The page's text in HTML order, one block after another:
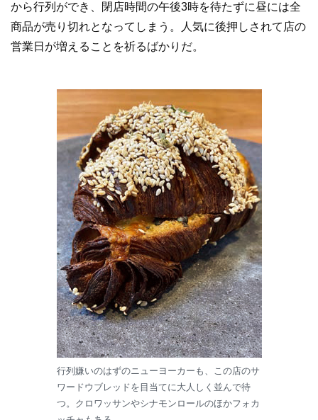
から行列ができ、閉店時間の午後3時を待たずに昼には全
商品が売り切れとなってしまう。人気に後押しされて店の
営業日が増えることを祈るばかりだ。
行列嫌いのはずのニューヨーカーも、この店のサ
ワードウブレッドを目当てに大人しく並んで待
つ。クロワッサンやシナモンロールのほかフォカ